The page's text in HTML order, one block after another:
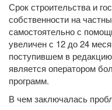
Срок строительства и
собственности на
самостоятельно с
увеличен с 12 до 24
поступившем в
является оператором
программ.
В чем заключалась